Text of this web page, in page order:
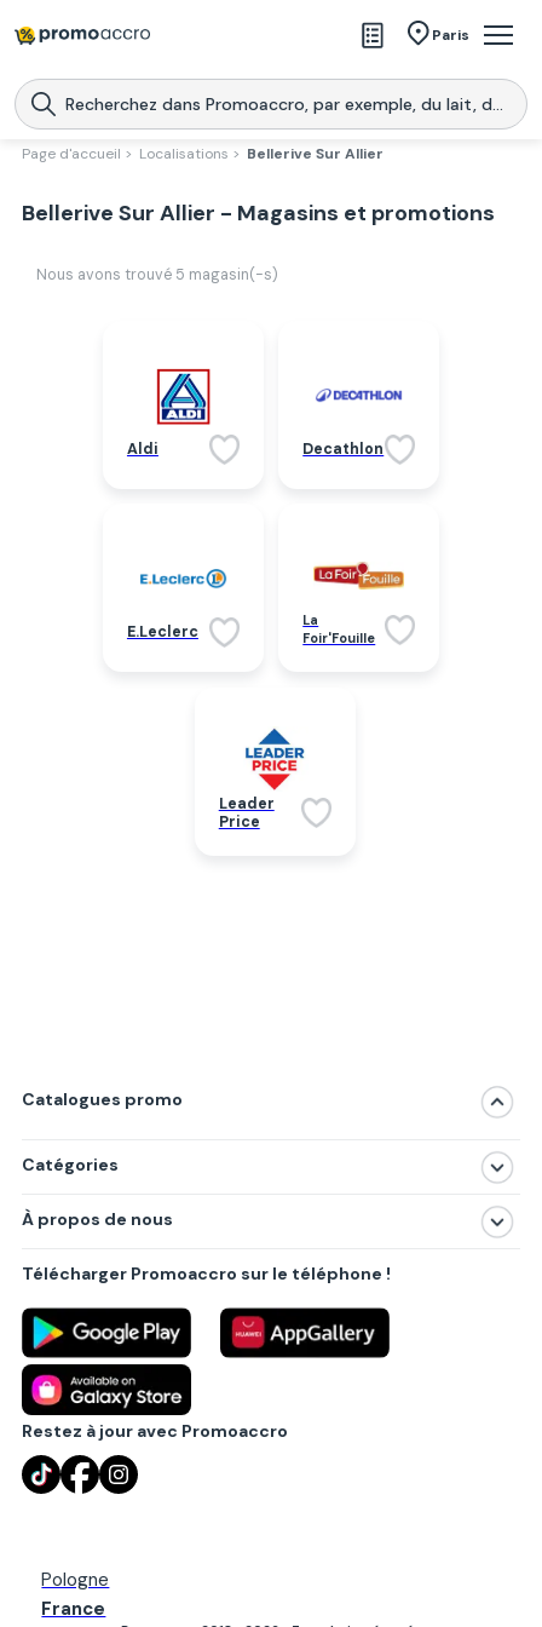
Paris
Magasins
Produits
Promoaccro
l'application
Page d'accueil > Localisations > Bellerive Sur Allier
Bellerive Sur Allier - Magasins et promotions
Nous avons trouvé 5 magasin(-s)
Aldi Decathlon
E.Leclerc
La
Foir'Fouille
Leader
Price
Catalogues promo
Catégories
Produits
Villes principales
À propos de nous
Politique de confidentialité
Règlements
Partenariat B2B
Blog
Contact
Télécharger Promoaccro sur le téléphone !
Restez à jour avec Promoaccro
Pologne
France